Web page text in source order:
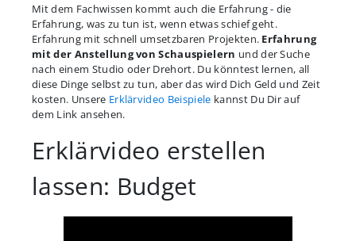
Mit dem Fachwissen kommt auch die Erfahrung - die
Erfahrung, was zu tun ist, wenn etwas schief geht.
Erfahrung mit schnell umsetzbaren Projekten. Erfahrung
mit der Anstellung von Schauspielern und der Suche
nach einem Studio oder Drehort. Du könntest lernen, all
diese Dinge selbst zu tun, aber das wird Dich Geld und Zeit
kosten. Unsere Erklärvideo Beispiele kannst Du Dir auf
dem Link ansehen.
Erklärvideo erstellen
lassen: Budget